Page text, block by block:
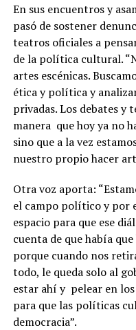
En sus encuentros y
pasó de sostener
teatros oficiales a
de la política cultural.
artes escénicas.
ética y política y
privadas. Los debates y
manera que hoy ya no
sino que a la vez
nuestro propio hacer
Otra voz aporta:
el campo político y por
espacio para que ese
cuenta de que había
porque cuando nos
todo, le queda solo al
estar ahí y pelear en
para que las políticas
democracia”.